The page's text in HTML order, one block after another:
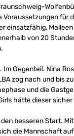
für
einsatzfähig,
von 20
Gegenteil. Nina
zog nach und bis
und die
hätte dieser
besseren Start.
die Mannschaft